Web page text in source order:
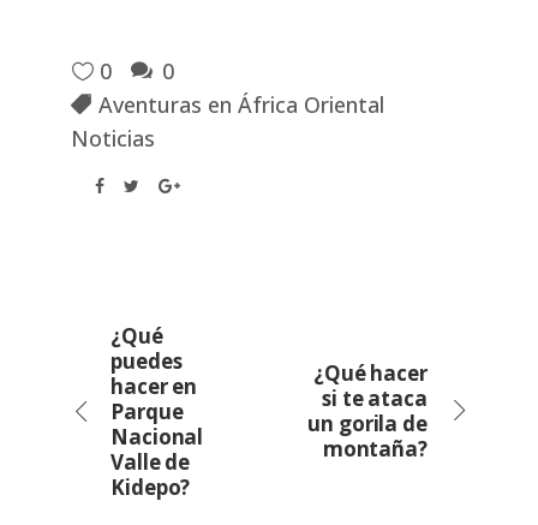
0
0
Aventuras en África Oriental
Noticias
¿Qué
puedes
hacer en
Parque
Nacional
Valle de
Kidepo?
¿Qué hacer
si te ataca
un gorila de
montaña?